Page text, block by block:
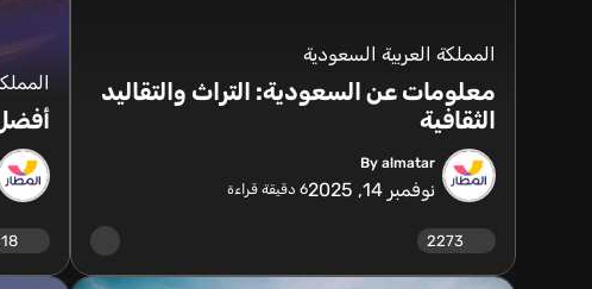
المملكة العربية السعودية
معلومات عن السعودية: التراث والتقاليد
الثقافية
By almatar
نوفمبر 14, 2025 6 دقيقة قراءة
2273
1518